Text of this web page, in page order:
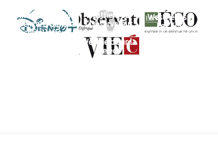
Interview de Me
Benzarti dans la
série L'affaire
Westfield sur
l'Observateur
du Maroc et de
l'Afrique
Westfield sur
Les ECO
Westfield sur la
vie éco